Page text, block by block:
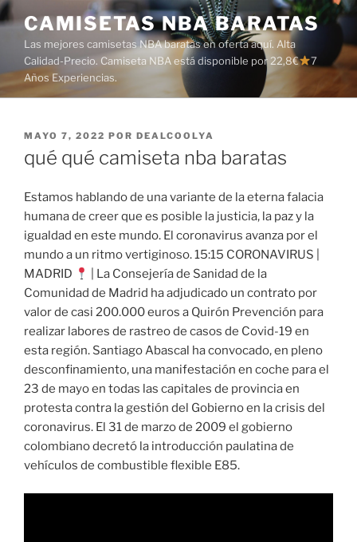
Saltar
al
contenido
CAMISETAS NBA BARATAS
Las mejores camisetas NBA baratas en oferta aquí. Alta
Calidad-Precio. Camiseta NBA está disponible por 22,8€
7
Años Experiencias.
PUBLICADO
MAYO 7, 2022 POR DEALCOOLYA
qué qué camiseta nba baratas
Estamos hablando de una variante de la eterna falacia
humana de creer que es posible la justicia, la paz y la
igualdad en este mundo. El coronavirus avanza por el
mundo a un ritmo vertiginoso. 15:15 CORONAVIRUS |
MADRID
| La Consejería de Sanidad de la
Comunidad de Madrid ha adjudicado un contrato por
valor de casi 200.000 euros a Quirón Prevención para
realizar labores de rastreo de casos de Covid-19 en
esta región. Santiago Abascal ha convocado, en pleno
desconfinamiento, una manifestación en coche para el
23 de mayo en todas las capitales de provincia en
protesta contra la gestión del Gobierno en la crisis del
coronavirus. El 31 de marzo de 2009 el gobierno
colombiano decretó la introducción paulatina de
vehículos de combustible flexible E85.